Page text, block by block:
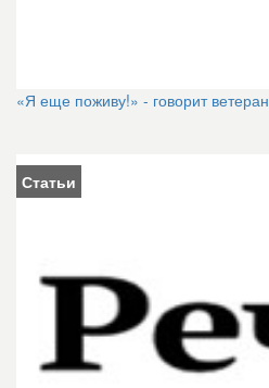
«Я еще поживу!» - говорит ветеран
Статьи